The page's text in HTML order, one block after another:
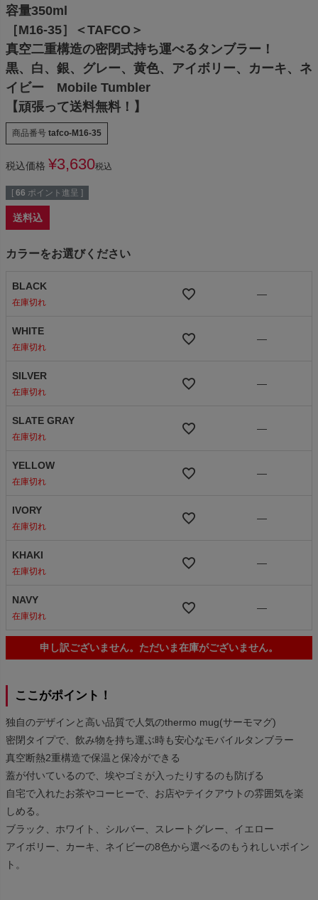
容量350ml
［M16-35］＜TAFCO＞
真空二重構造の密閉式持ち運べるタンブラー！
黒、白、銀、グレー、黄色、アイボリー、カーキ、ネ
イビー Mobile Tumbler
【頑張って送料無料！】
商品番号 tafco-M16-35
税込価格 ¥3,630税込
[ 66 ポイント進呈 ]
送料込
カラーをお選びください
BLACK
在庫切れ
—
WHITE
在庫切れ
—
SILVER
在庫切れ
—
SLATE GRAY
在庫切れ
—
YELLOW
在庫切れ
—
IVORY
在庫切れ
—
KHAKI
在庫切れ
—
NAVY
在庫切れ
—
申し訳ございません。ただいま在庫がございません。
ここがポイント！
独自のデザインと高い品質で人気のthermo mug(サーモマグ)
密閉タイプで、飲み物を持ち運ぶ時も安心なモバイルタンブラー
真空断熱2重構造で保温と保冷ができる
蓋が付いているので、埃やゴミが入ったりするのも防げる
自宅で入れたお茶やコーヒーで、お店やテイクアウトの雰囲気を楽
しめる。
ブラック、ホワイト、シルバー、スレートグレー、イエロー
アイボリー、カーキ、ネイビーの8色から選べるのもうれしいポイン
ト。